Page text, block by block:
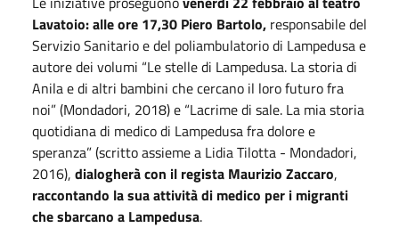
Lavatoio: alle ore 17,30 Piero Bartolo, responsabile del
Servizio Sanitario e del poliambulatorio di Lampedusa e
autore dei volumi “Le stelle di Lampedusa. La storia di
Anila e di altri bambini che cercano il loro futuro fra
noi” (Mondadori, 2018) e “Lacrime di sale. La mia storia
quotidiana di medico di Lampedusa fra dolore e
speranza” (scritto assieme a Lidia Tilotta - Mondadori,
2016), dialogheràcon il regista Maurizio Zaccaro,
raccontando la sua attività di medico per i migranti
che sbarcano a Lampedusa.